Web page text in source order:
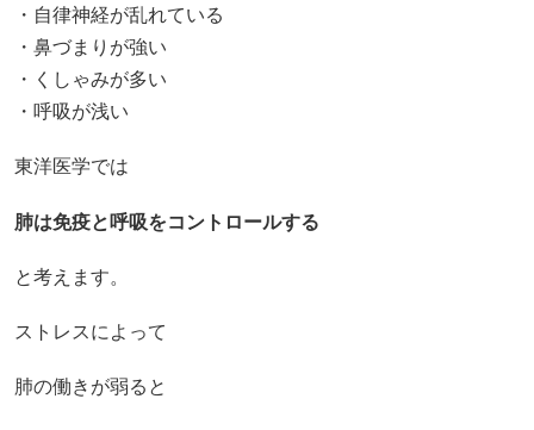
・自律神経が乱れている
・鼻づまりが強い
・くしゃみが多い
・呼吸が浅い
東洋医学では
肺は免疫と呼吸をコントロールする
と考えます。
ストレスによって
肺の働きが弱ると